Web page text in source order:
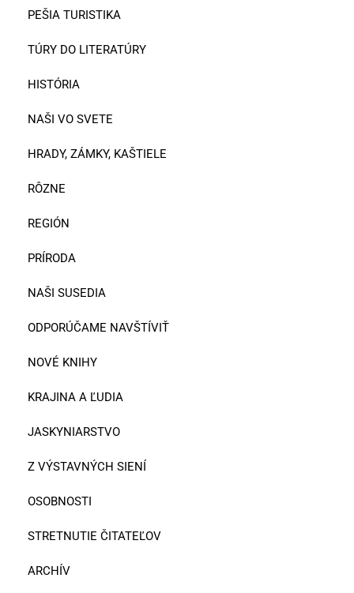
PEŠIA TURISTIKA
TÚRY DO LITERATÚRY
HISTÓRIA
NAŠI VO SVETE
HRADY, ZÁMKY, KAŠTIELE
RÔZNE
REGIÓN
PRÍRODA
NAŠI SUSEDIA
ODPORÚČAME NAVŠTÍVIŤ
NOVÉ KNIHY
KRAJINA A ĽUDIA
JASKYNIARSTVO
Z VÝSTAVNÝCH SIENÍ
OSOBNOSTI
STRETNUTIE ČITATEĽOV
ARCHÍV